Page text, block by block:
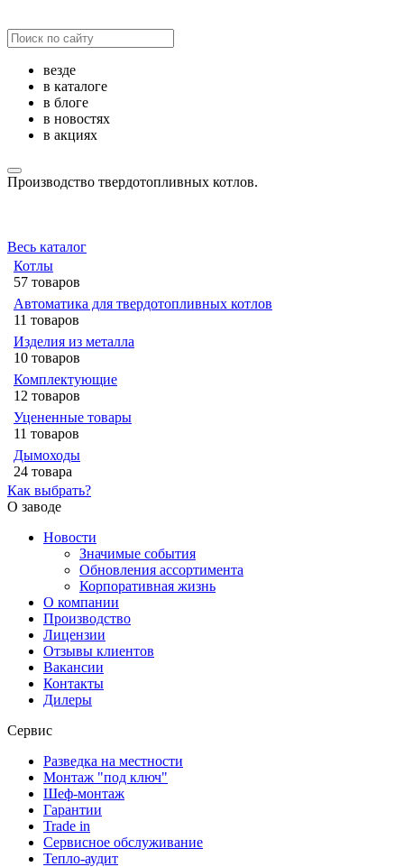
везде
в каталоге
в блоге
в новостях
в акциях
Производство твердотопливных котлов.
Весь каталог
Котлы
57 товаров
Автоматика для твердотопливных котлов
11 товаров
Изделия из металла
10 товаров
Комплектующие
12 товаров
Уцененные товары
11 товаров
Дымоходы
24 товара
Как выбрать?
О заводе
Новости
Значимые события
Обновления ассортимента
Корпоративная жизнь
О компании
Производство
Лицензии
Отзывы клиентов
Вакансии
Контакты
Дилеры
Сервис
Разведка на местности
Монтаж "под ключ"
Шеф-монтаж
Гарантии
Trade in
Сервисное обслуживание
Тепло-аудит